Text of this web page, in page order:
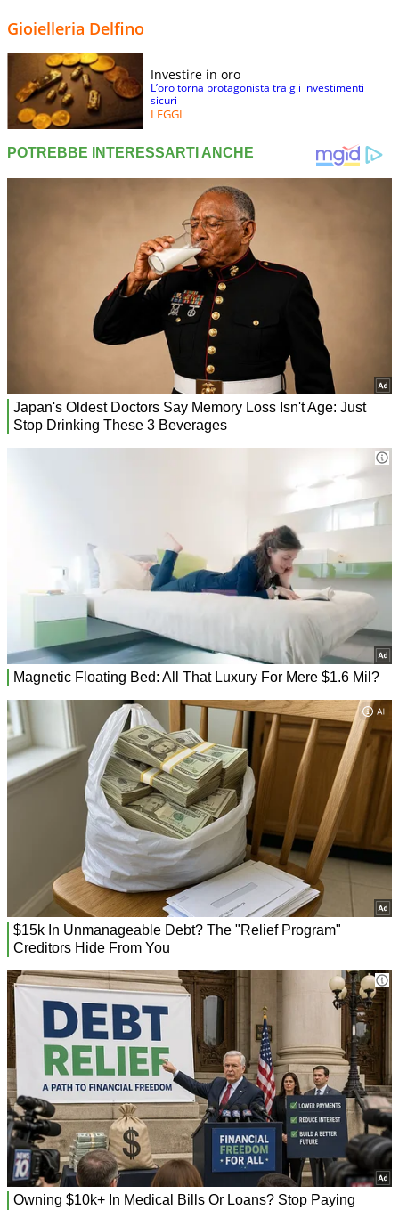
Gioielleria Delfino
Investire in oro
L’oro torna protagonista tra gli investimenti
sicuri
LEGGI